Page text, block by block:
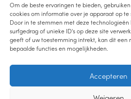
Om de beste ervaringen te bieden,
cookies om informatie over je apparaat op
Door in te stemmen met deze
surfgedrag of unieke ID's op deze site
geeft of uw toestemming intrekt, kan dit een
bepaalde functies en mogelijkheden.
Accepteren
WordPress.org
LEES DE